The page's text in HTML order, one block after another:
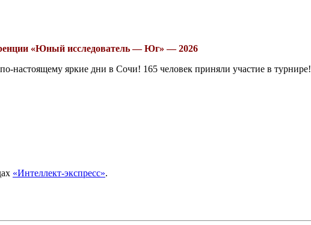
«Юный исследователь — Юг» — 2026
яркие дни в Сочи! 165 человек приняли участие в турнире!
«Интеллект-экспресс».